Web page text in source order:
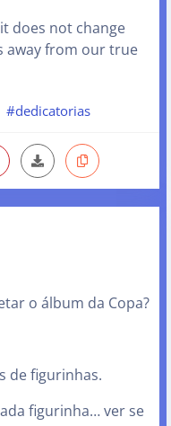
does not change
away from our true
#dedicatorias
o álbum da Copa?
de figurinhas.
figurinha… ver se